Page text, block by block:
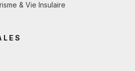
& Vie Insulaire